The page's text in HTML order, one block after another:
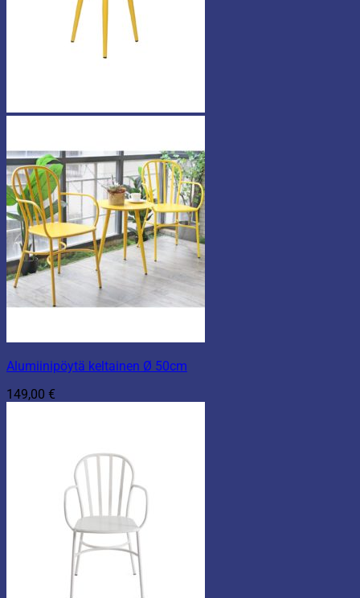
Alumiinipöytä keltainen Ø 50cm
149,00 €